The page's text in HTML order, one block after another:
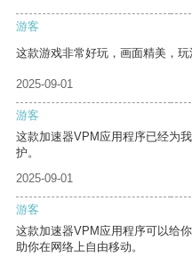
游客
这款游戏非常好玩，画面精美，玩
2025-09-01
游客
这款加速器VPM应用程序已经为
护。
2025-09-01
游客
这款加速器VPM应用程序可以给
助你在网络上自由移动。